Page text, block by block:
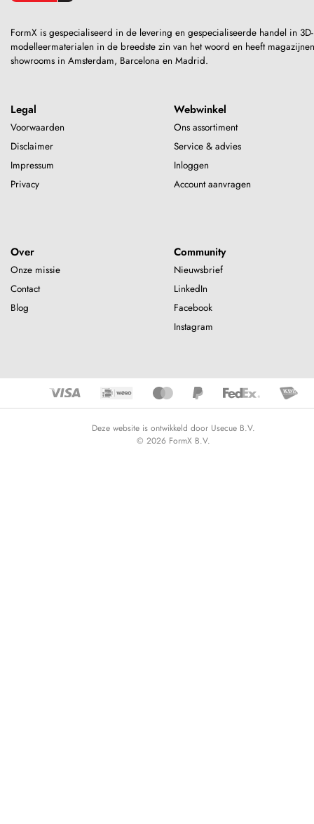
FormX is gespecialiseerd in de levering en gespecialiseerde handel in 3D-
modelleermaterialen in de breedste zin van het woord en heeft
showrooms in Amsterdam, Barcelona en Madrid.
Legal
Voorwaarden
Disclaimer
Impressum
Privacy
Webwinkel
Ons assortiment
Service & advies
Inloggen
Account aanvragen
Over
Onze missie
Contact
Blog
Community
Nieuwsbrief
LinkedIn
Facebook
Instagram
Deze website is ontwikkeld door Usecue B.V.
© 2026 FormX B.V.